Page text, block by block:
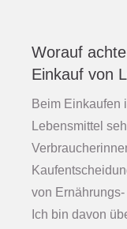
Worauf
Einkauf von
Beim Einkaufen
Lebensmittel
von
Ich bin davon